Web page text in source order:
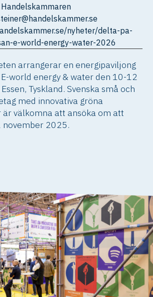
nyheter/delta-pa-
e-world-energy-water-2026
arrangerar en energipaviljong
world energy & water den 10-12
Tyskland. Svenska små och
med innovativa gröna
välkomna att ansöka om att
november 2025.